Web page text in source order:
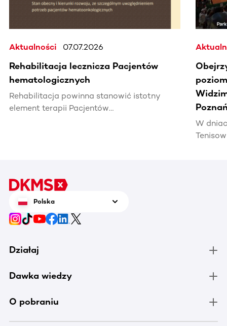
Aktualności 07.07.2026
Rehabilitacja lecznicza Pacjentów
hematologicznych
Rehabilitacja powinna stanowić istotny
element terapii Pacjentów
W
Polska
Działaj
Dawka wiedzy
O pobraniu